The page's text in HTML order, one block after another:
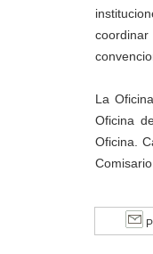
La
Oficina
Oficina.